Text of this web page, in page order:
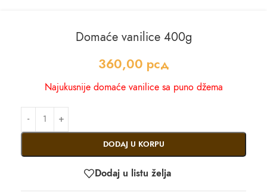
Domaće vanilice 400g
360,00 рсд
Najukusnije domaće vanilice sa puno džema
DODAJ U KORPU
Dodaj u listu želja